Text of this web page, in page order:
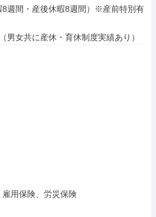
8週間・産後休暇8週間）※産前特別有
男女共に産休・育休制度実績あり）
用保険、労災保険